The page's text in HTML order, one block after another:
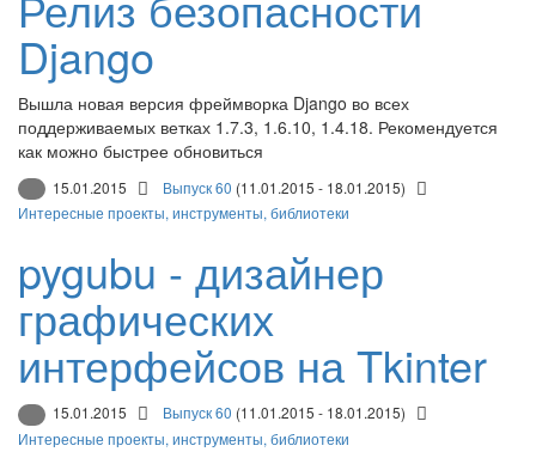
Django
Вышла новая версия фреймворка Django во всех
поддерживаемых ветках 1.7.3, 1.6.10, 1.4.18. Рекомендуется
как можно быстрее обновиться
15.01.2015 Выпуск 60 (11.01.2015 - 18.01.2015)
Интересные проекты, инструменты, библиотеки
pygubu - дизайнер
графических
интерфейсов на Tkinter
15.01.2015 Выпуск 60 (11.01.2015 - 18.01.2015)
Интересные проекты, инструменты, библиотеки